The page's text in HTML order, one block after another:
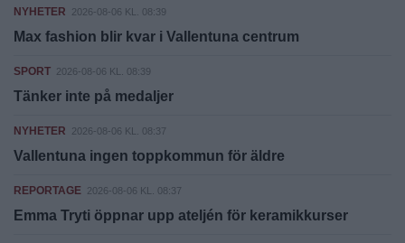
NYHETER 2026-08-06 KL. 08:39
Max fashion blir kvar i Vallentuna centrum
SPORT 2026-08-06 KL. 08:39
Tänker inte på medaljer
NYHETER 2026-08-06 KL. 08:37
Vallentuna ingen toppkommun för äldre
REPORTAGE 2026-08-06 KL. 08:37
Emma Tryti öppnar upp ateljén för keramikkurser